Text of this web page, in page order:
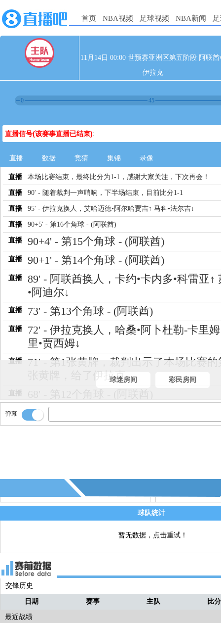
首页 NBA视频 足球视频 NBA新闻
11月14日 00:00 世预赛亚洲区第五阶段 阿联酋
伊拉克
0 45
直播信号(该赛事直播已结束):
直播 数据 竞猜 集锦 录像
直播 本场比赛结束，最终比分为1-1，感谢大家关注，下次再会！
直播 90' - 随着裁判一声哨响，下半场结束，目前比分1-1
直播 95' - 伊拉克换人，艾哈迈德•阿尔哈贾吉↑ 马科•法尔吉↓
直播 90+5' - 第16个角球 - (阿联酋)
直播 90+4' - 第15个角球 - (阿联酋)
直播 90+1' - 第14个角球 - (阿联酋)
直播
89' - 阿联酋换人，卡约•卡内多•科雷亚↑
•阿迪尔↓
直播 73' - 第13个角球 - (阿联酋)
直播
72' - 伊拉克换人，哈桑•阿卜杜勒-卡里
里•贾西姆↓
直播
71' - 第1张黄牌，裁判出示了本场比赛的
张黄牌，给了伊拉克
直播
直播 67' - 第11个角球 - (阿联酋)
经产生！
直播 60' - 第9个角球 - (阿联酋)
56' - 第8个角球 - (伊拉克)
球迷房间 彩民房间
弹幕
球队统计
暂无数据，点击重试！
交锋历史
日期 赛事 主队 比分
最近战绩